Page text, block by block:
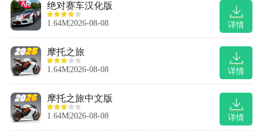
详情
绝对赛车汉化版
1.64M2026-08-08
详情
摩托之旅
1.64M2026-08-08
详情
摩托之旅中文版
1.64M2026-08-08